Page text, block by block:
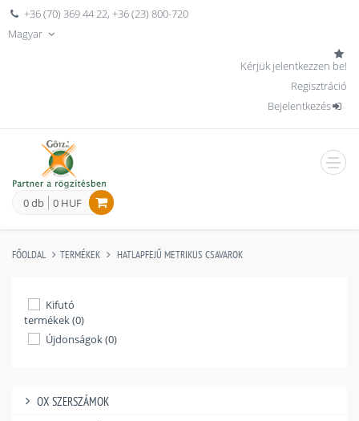
+36 (70) 369 44 22,+36 (23) 800-720
Magyar
Kérjük jelentkezzen be!
Regisztráció
Bejelentkezés
0 db 0 HUF
FŐOLDAL TERMÉKEK HATLAPFEJŰ METRIKUS CSAVAROK
Kifutó
termékek (0)
Újdonságok (0)
OX SZERSZÁMOK